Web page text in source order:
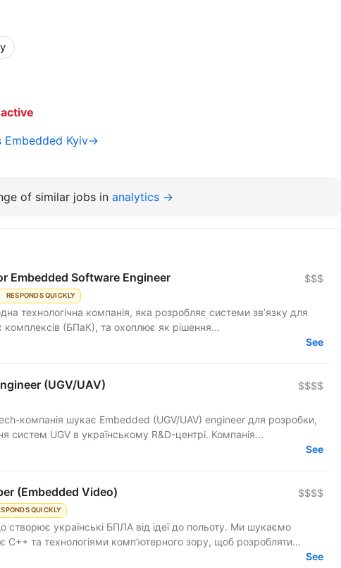
Embedded Kyiv→
of similar jobs in analytics →
Embedded Software Engineer
RESPONDS QUICKLY
$$$
технологічна компанія, яка розробляє системи зв’язку для
комплексів (БПаК), та охоплює як рішення...
See
(UGV/UAV) $$$$
компанія шукає Embedded (UGV/UAV) engineer для розробки,
інтеграції та тестування систем UGV в українському R&D-центрі. Компанія...
See
(Embedded Video)
QUICKLY
$$$$
українські БПЛА від ідеї до польоту. Ми шукаємо
C++ та технологіями комп’ютерного зору, щоб розробляти...
See